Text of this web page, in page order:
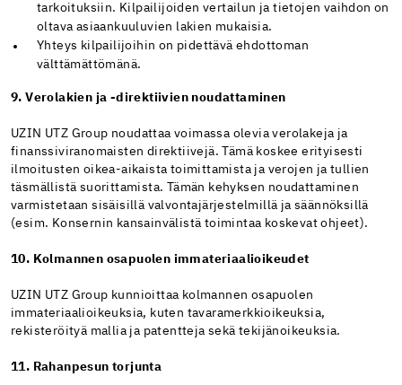
tarkoituksiin. Kilpailijoiden vertailun ja tietojen vaihdon on
oltava asiaankuuluvien lakien mukaisia.
Yhteys kilpailijoihin on pidettävä ehdottoman
välttämättömänä.
9. Verolakien ja -direktiivien noudattaminen
UZIN UTZ Group noudattaa voimassa olevia verolakeja ja
finanssiviranomaisten direktiivejä. Tämä koskee erityisesti
ilmoitusten oikea-aikaista toimittamista ja verojen ja tullien
täsmällistä suorittamista. Tämän kehyksen noudattaminen
varmistetaan sisäisillä valvontajärjestelmillä ja säännöksillä
(esim. Konsernin kansainvälistä toimintaa koskevat ohjeet).
10. Kolmannen osapuolen immateriaalioikeudet
UZIN UTZ Group kunnioittaa kolmannen osapuolen
immateriaalioikeuksia, kuten tavaramerkkioikeuksia,
rekisteröityä mallia ja patentteja sekä tekijänoikeuksia.
11. Rahanpesun torjunta